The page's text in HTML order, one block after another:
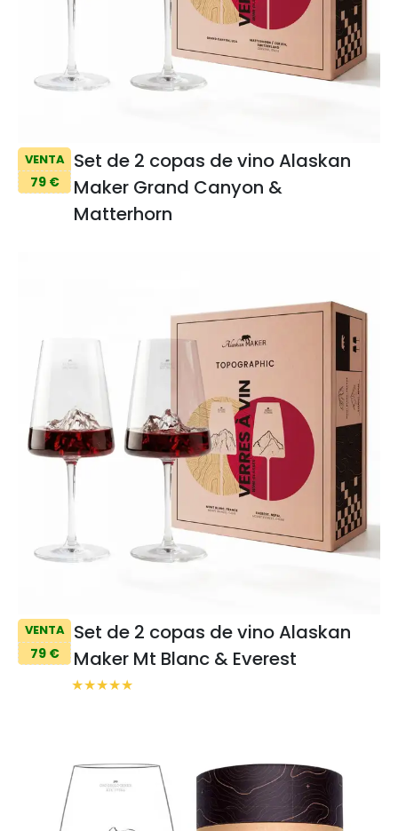
VENTA
79 €
Set de 2 copas de vino Alaskan
Maker Grand Canyon &
Matterhorn
VENTA
79 €
Set de 2 copas de vino Alaskan
Maker Mt Blanc & Everest